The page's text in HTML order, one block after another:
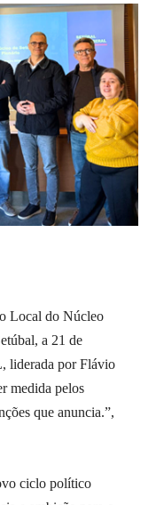
Local do Núcleo
a 21 de
liderada por Flávio
medida pelos
que anuncia.”,
ciclo político